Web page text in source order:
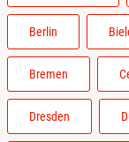
Berlin
Bremen
Dresden